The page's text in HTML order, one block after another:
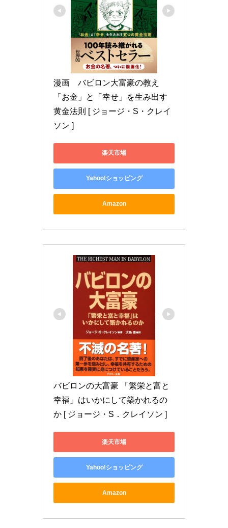
漫画　バビロン大富豪の教え
「お金」と「幸せ」を生み出す
黄金法則 [ ジョージ・S・クレイ
ソン ]
楽天市場
Yahoo!ショッピング
Amazon
バビロンの大富豪 「繁栄と富と
幸福」はいかにして築かれるの
か [ ジョージ・S．クレイソン ]
楽天市場
Yahoo!ショッピング
Amazon